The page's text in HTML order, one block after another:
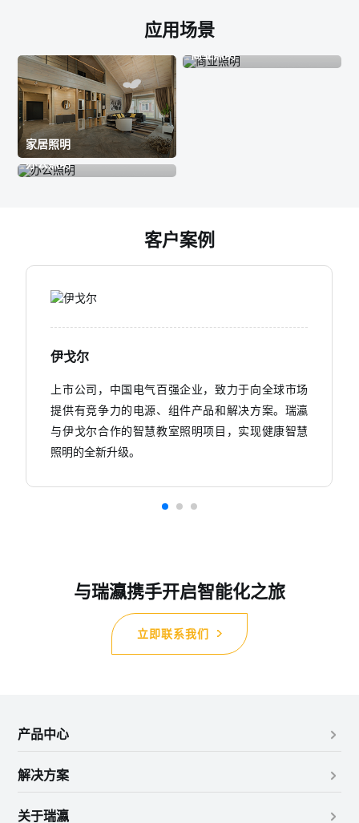
应用场景
家居照明
商业照明
办公照明
客户案例
伊戈尔
上市公司，中国电气百强企业，致力于向全球市场
提供有竞争力的电源、组件产品和解决方案。瑞瀛
与伊戈尔合作的智慧教室照明项目，实现健康智慧
照明的全新升级。
与瑞瀛携手开启智能化之旅
立即联系我们
产品中心
解决方案
关于瑞瀛